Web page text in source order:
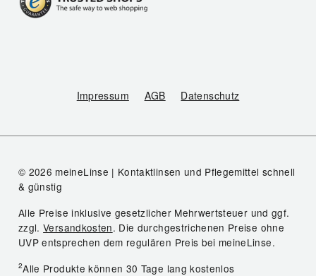
Impressum AGB Datenschutz
© 2026 meineLinse | Kontaktlinsen und Pflegemittel schnell
& günstig
Alle Preise inklusive gesetzlicher Mehrwertsteuer und ggf.
zzgl.Versandkosten. Die durchgestrichenen Preise ohne
UVP entsprechen dem regulären Preis bei meineLinse.
2Alle Produkte können 30 Tage lang kostenlos